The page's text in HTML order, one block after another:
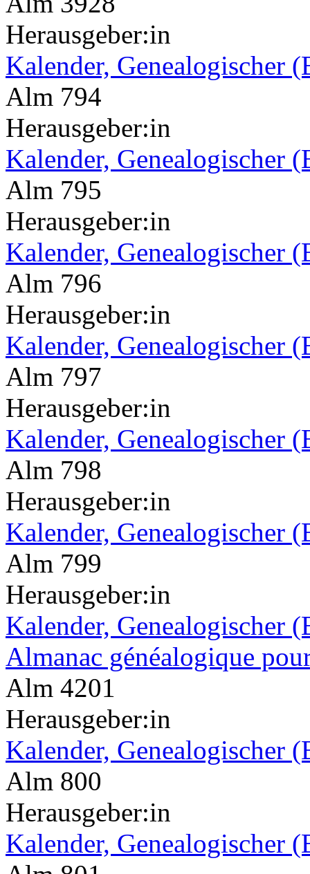
Herausgeber:in
Kalender, Genealogischer
Alm 794
Herausgeber:in
Kalender, Genealogischer
Alm 795
Herausgeber:in
Kalender, Genealogischer
Alm 796
Herausgeber:in
Kalender, Genealogischer
Alm 797
Herausgeber:in
Kalender, Genealogischer
Alm 798
Herausgeber:in
Kalender, Genealogischer
Alm 799
Herausgeber:in
Kalender, Genealogischer
Almanac généalogique
Alm 4201
Herausgeber:in
Kalender, Genealogischer
Alm 800
Herausgeber:in
Kalender, Genealogischer